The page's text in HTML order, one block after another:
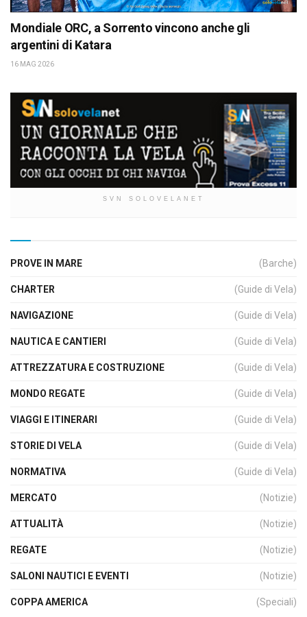
Mondiale ORC, a Sorrento vincono anche gli
argentini di Katara
16 MAG 2026
SVN SOLOVELANET
PROVE IN MARE (Barche)
CHARTER (Guide di Vela)
NAVIGAZIONE (Guide di Vela)
NAUTICA E CANTIERI (Guide di Vela)
ATTREZZATURA E COSTRUZIONE (Guide di Vela)
MONDO REGATE (Guide di Vela)
VIAGGI E ITINERARI (Guide di Vela)
STORIE DI VELA (Guide di Vela)
NORMATIVA (Guide di Vela)
MERCATO (Notizie)
ATTUALITÀ (Notizie)
REGATE (Notizie)
SALONI NAUTICI E EVENTI (Notizie)
COPPA AMERICA (Speciali)